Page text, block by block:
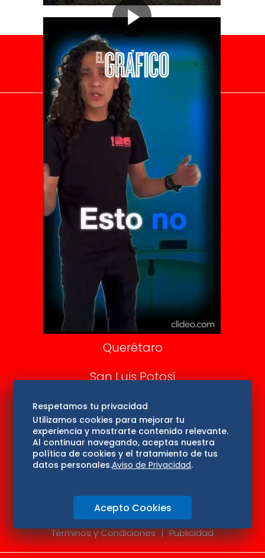
El Universal
Vive USA
Clase
De 10 sports
DeDinero
Confabulario
Aviso Oportuno
Consultas
Querétaro
San Luis Potosí
Edomex
Consultas
Hidalgo
Oaxaca
Aviso de privacidad
Directorio
Términos y Condiciones
Publicidad
Respetamos tu privacidad
Utilizamos cookies para mejorar tu
experiencia y mostrarte contenido relevante.
Al continuar navegando, aceptas nuestra
política de cookies y el tratamiento de tus
datos personales.Aviso de Privacidad.
Acepto Cookies